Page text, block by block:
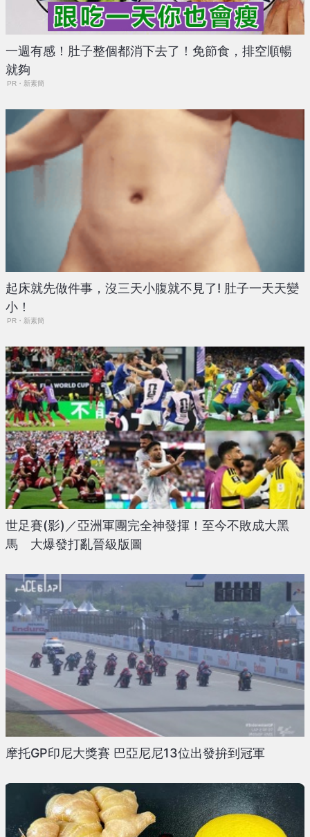
一週有感！肚子整個都消下去了！免節食，排空順暢
就夠
PR・新素簡
起床就先做件事，沒三天小腹就不見了! 肚子一天天變
小！
PR・新素簡
世足賽(影)／亞洲軍團完全神發揮！至今不敗成大黑
馬 大爆發打亂晉級版圖
摩托GP印尼大獎賽 巴亞尼尼13位出發拚到冠軍